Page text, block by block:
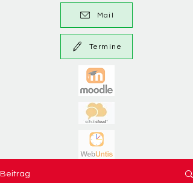
Mail
Termine
Beitrag